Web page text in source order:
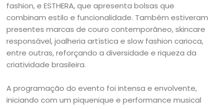
fashion, e ESTHERA, que apresenta bolsas que
combinam estilo e funcionalidade. Também estiveram
presentes marcas de couro contemporâneo, skincare
responsável, joalheria artística e slow fashion carioca,
entre outras, reforçando a diversidade e riqueza da
criatividade brasileira.
A programação do evento foi intensa e envolvente,
iniciando com um piquenique e performance musical